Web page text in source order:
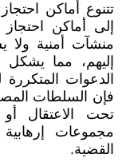
تتنوع أماكن
إلى أماكن
منشآت أمنية ولا
إليهم، مما
الدعوات
فإن السلطات
تحت الاعتقال
مجموعات
القضية.